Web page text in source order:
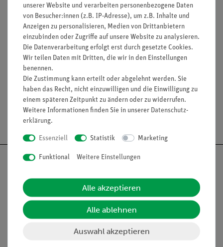
Verwender und öffentliche Forschungs- Untersuchungs und
Lehranstalten ab.
Media / Downloads
Nach oben
Informationen Service
unserer Website und verarbeiten personenbezogene Daten
von Besucher:innen (z.B. IP-Adresse), um z.B. Inhalte und
Anzeigen zu personalisieren, Medien von Drittanbietern
einzubinden oder Zugriffe auf unsere Website zu analysieren.
Die Datenverarbeitung erfolgt erst durch gesetzte Cookies.
Wir teilen Daten mit Dritten, die wir in den Einstellungen
benennen.
Die Zustimmung kann erteilt oder abgelehnt werden. Sie
haben das Recht, nicht einzuwilligen und die Einwilligung zu
einem späteren Zeitpunkt zu ändern oder zu widerrufen.
Weitere Informationen finden Sie in unserer Daten­schutz­
erklärung.
Essenziell Statistik Marketing
Funktional Weitere Einstellungen
Alle akzeptieren
Alle ablehnen
Auswahl akzeptieren